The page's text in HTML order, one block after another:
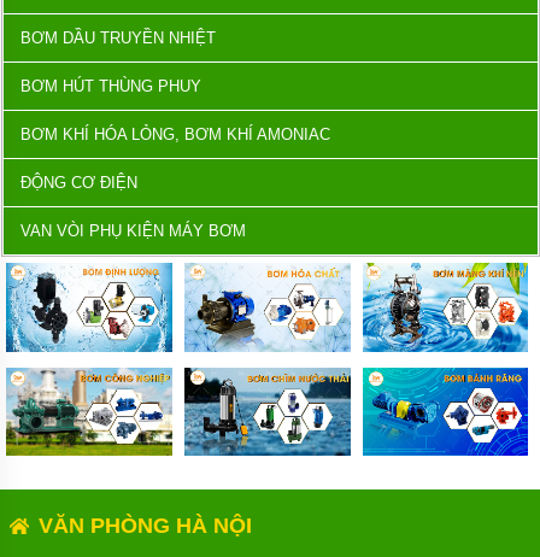
Bơm hóa chất TS HD là một giải pháp hiệu quả và đáng tin
cậy cho các ứng dụng yêu cầu bơm các loại hóa chất đặc
nghiệp khác nhau.
BƠM DẦU TRUYỀN NHIỆT
BƠM HÚT THÙNG PHUY
BƠM KHÍ HÓA LỎNG, BƠM KHÍ AMONIAC
ĐỘNG CƠ ĐIỆN
VAN VÒI PHỤ KIỆN MÁY BƠM
VĂN PHÒNG HÀ NỘI